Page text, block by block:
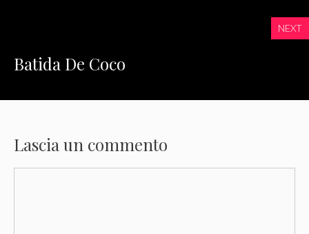
NEXT
Batida De Coco
Lascia un commento